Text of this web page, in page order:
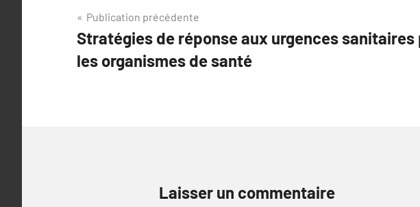
Navigation
de
l’article
Publication précédente
Stratégies de réponse aux urgences sanitaires
les organismes de santé
Laisser un commentaire